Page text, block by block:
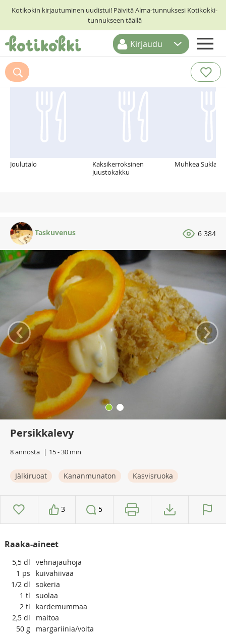
Kotikokin kirjautuminen uudistui! Päivitä Alma-tunnuksesi Kotikokki-
tunnukseen täällä
ETUSIVU
RESEPTIHAKU
Kirjaudu
Suosittelemme myös
Joulutalo
Kaksikerroksinen
juustokakku
Muhkea
Taskuvenus 6 384
‹ ›
Persikkalevy
8 annosta 15 - 30 min
Jälkiruoat Kananmunaton Kasvisruoka
3 5
Raaka-aineet
5,5 dl
vehnäjauhoja
1 ps
kuivahiivaa
1/2 dl
sokeria
1 tl
suolaa
2 tl
kardemummaa
2,5 dl
maitoa
50 g
margariinia/voita